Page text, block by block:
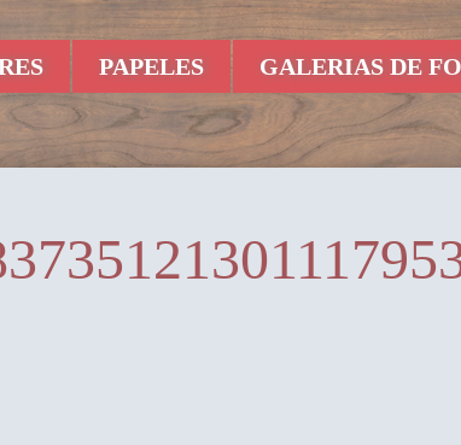
PAPELES GALERIAS DE